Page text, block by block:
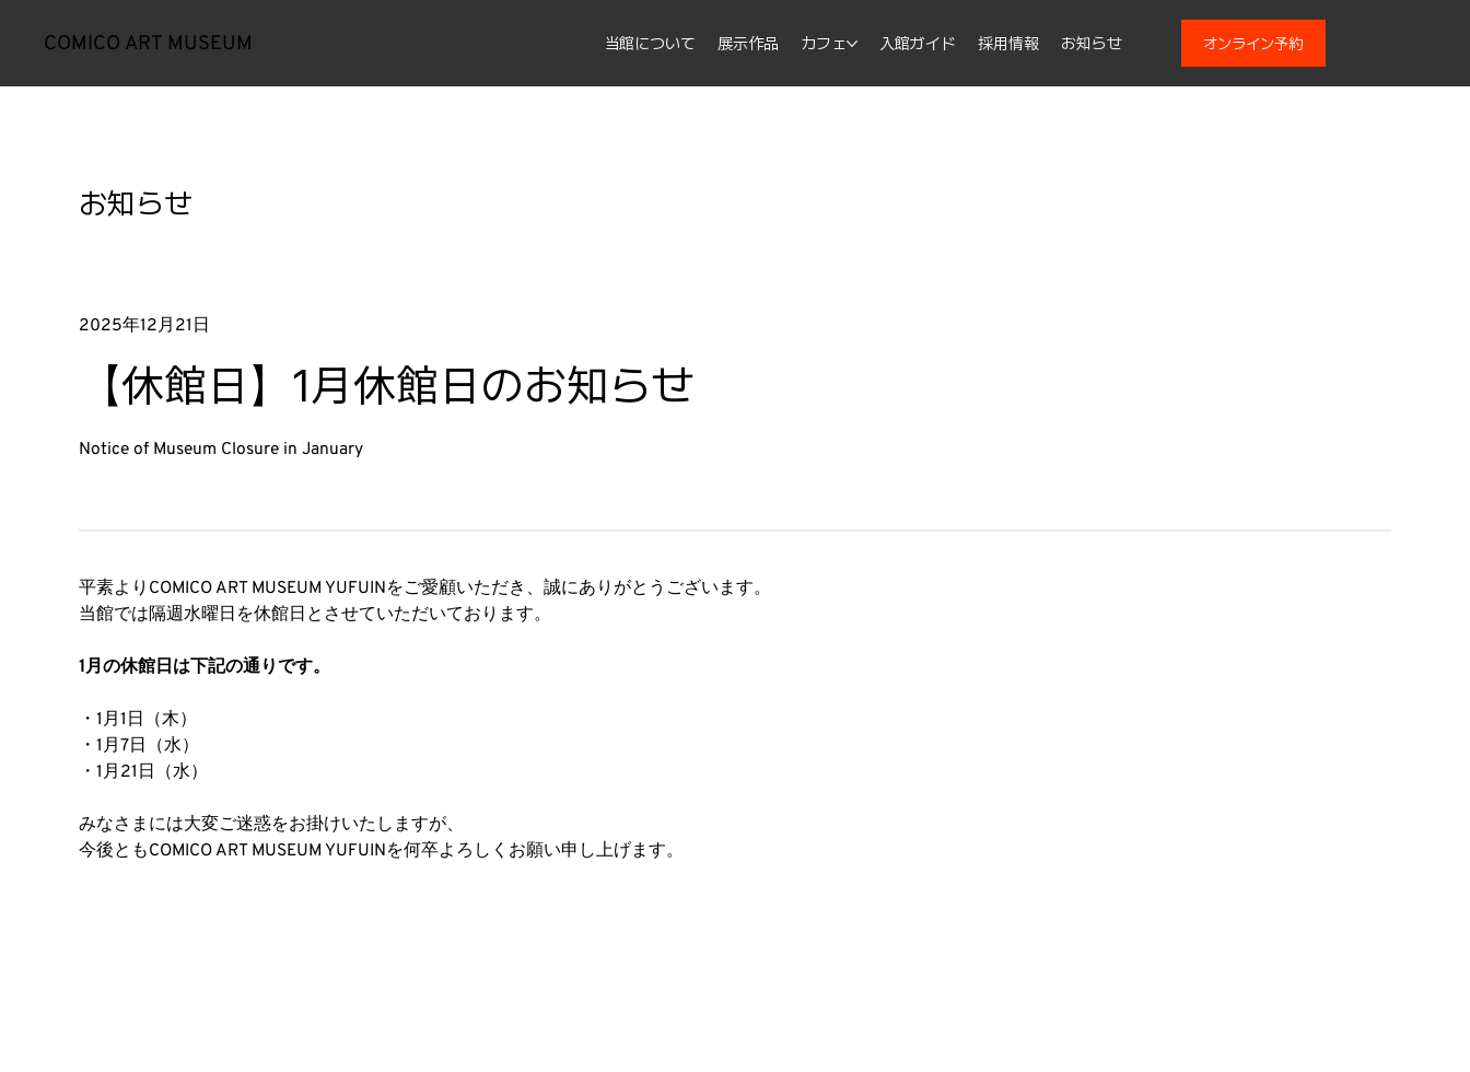
当館について 展示作品 カフェ 入館ガイド 採用情報 お知らせ オンライン予約
COMICO ART MUSEUM
お知らせ
【休館日】1月休館日のお知らせ
Notice of Museum Closure in January
2025年12月21日
平素よりCOMICO ART MUSEUM YUFUINをご愛顧いただき、誠にありがとうございます。
当館では隔週水曜日を休館日とさせていただいております。
1月の休館日は下記の通りです。
・1月1日（木）
・1月7日（水）
・1月21日（水）
みなさまには大変ご迷惑をお掛けいたしますが、
今後ともCOMICO ART MUSEUM YUFUINを何卒よろしくお願い申し上げます。